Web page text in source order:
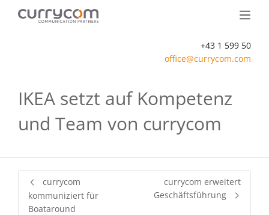
+43 1 599 50
office@currycom.com
IKEA setzt auf Kompetenz
und Team von currycom
currycom
kommuniziert für
Boataround
currycom erweitert
Geschäftsführung